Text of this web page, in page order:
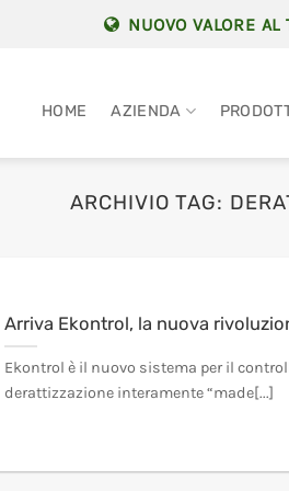
NUOVO VALORE AL
HOME AZIENDA
ARCHIVIO TAG:
Arriva Ekontrol, la nuova
Ekontrol è il nuovo sistema per il
derattizzazione interamente “made[...]